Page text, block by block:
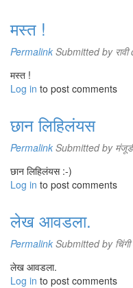
मस्त !
Permalink Submitted by रावी
मस्त !
Log in to post comments
छान लिहिलंयस
Permalink Submitted by
छान लिहिलंयस :-)
Log in to post comments
लेख आवडला.
Permalink Submitted by चिंगी
लेख आवडला.
Log in to post comments